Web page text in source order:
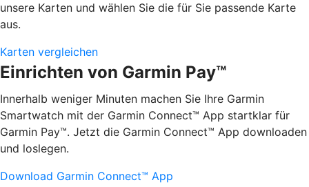
unsere Karten und wählen Sie die für Sie passende Karte
aus.
Karten vergleichen
Einrichten von Garmin Pay™
Innerhalb weniger Minuten machen Sie Ihre Garmin
Smartwatch mit der Garmin Connect™ App startklar für
Garmin Pay™. Jetzt die Garmin Connect™ App downloaden
und loslegen.
Download Garmin Connect™ App